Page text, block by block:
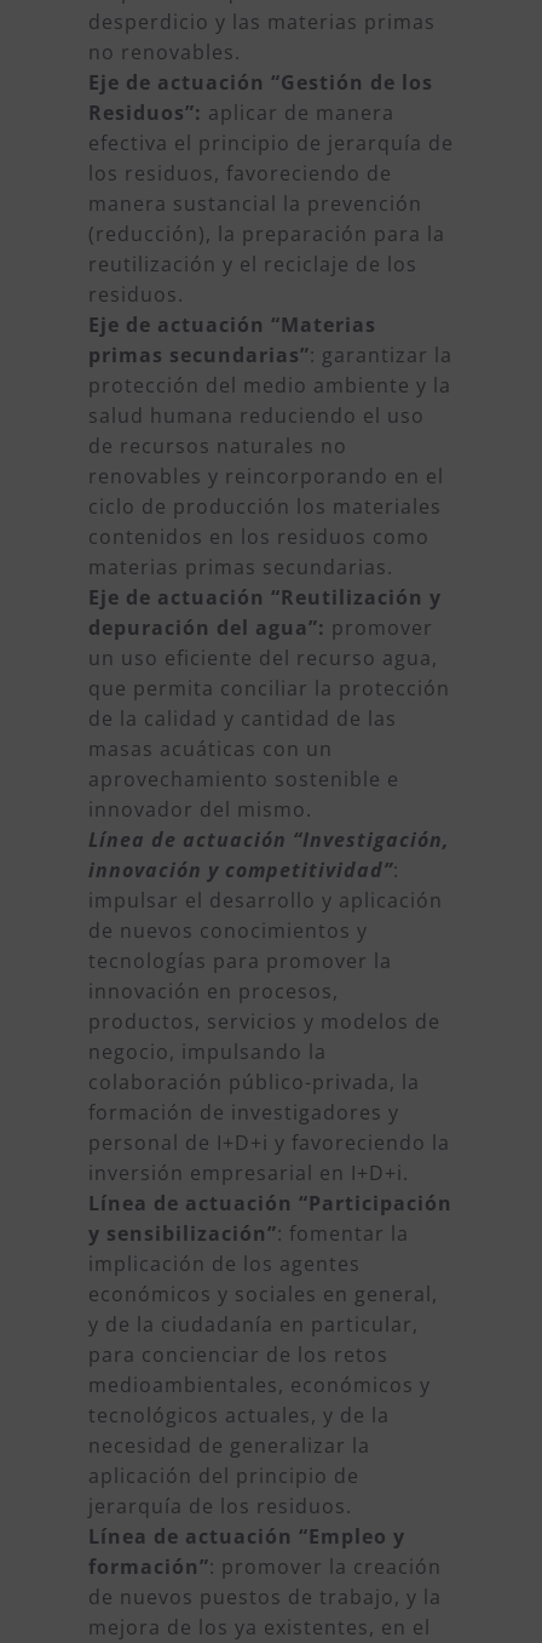
desperdicio y las materias primas
no renovables.
Eje de actuación “Gestión de los
Residuos”: aplicar de manera
efectiva el principio de jerarquía de
los residuos, favoreciendo de
manera sustancial la prevención
(reducción), la preparación para la
reutilización y el reciclaje de los
residuos.
Eje de actuación “Materias
primas secundarias”: garantizar la
protección del medio ambiente y la
salud humana reduciendo el uso
de recursos naturales no
renovables y reincorporando en el
ciclo de producción los materiales
contenidos en los residuos como
materias primas secundarias.
Eje de actuación “Reutilización y
depuración del agua”: promover
un uso eficiente del recurso agua,
que permita conciliar la protección
de la calidad y cantidad de las
masas acuáticas con un
aprovechamiento sostenible e
innovador del mismo.
Línea de actuación “Investigación,
innovación y competitividad”:
impulsar el desarrollo y aplicación
de nuevos conocimientos y
tecnologías para promover la
innovación en procesos,
productos, servicios y modelos de
negocio, impulsando la
colaboración público-privada, la
formación de investigadores y
personal de I+D+i y favoreciendo la
inversión empresarial en I+D+i.
Línea de actuación “Participación
y sensibilización”: fomentar la
implicación de los agentes
económicos y sociales en general,
y de la ciudadanía en particular,
para concienciar de los retos
medioambientales, económicos y
tecnológicos actuales, y de la
necesidad de generalizar la
aplicación del principio de
jerarquía de los residuos.
Línea de actuación “Empleo y
formación”: promover la creación
de nuevos puestos de trabajo, y la
mejora de los ya existentes, en el